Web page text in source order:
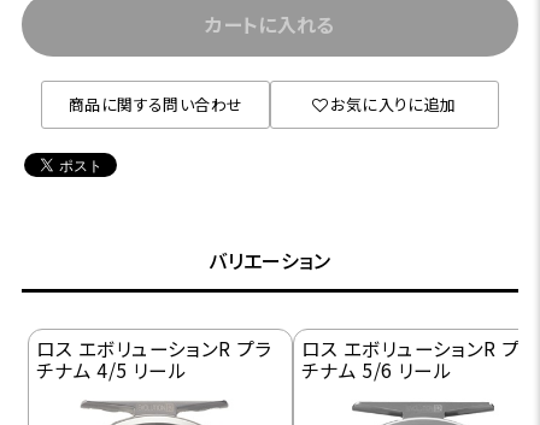
カートに入れる
商品に関する問い合わせ お気に入りに追加
バリエーション
ロス エボリューションR プラ
チナム 4/5 リール
ロス エボリューションR プラ
チナム 5/6 リール